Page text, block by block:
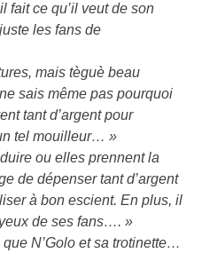
fait ce qu’il veut de son
les fans de
mais tèguè beau
sais même pas pourquoi
tant d’argent pour
tel mouilleur… »
ou elles prennent la
de dépenser tant d’argent
à bon escient. En plus, il
de ses fans…. »
N’Golo et sa trotinette…